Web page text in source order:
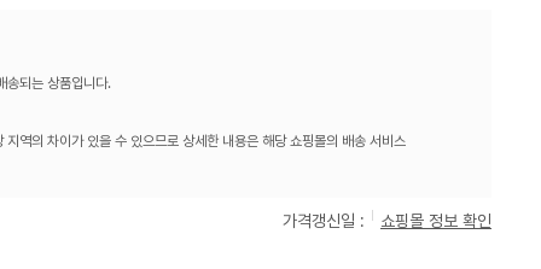
송되는 상품입니다.
역의 차이가 있을 수 있으므로 상세한 내용은 해당 쇼핑몰의 배송 서비스
가격갱신일 : 쇼핑몰 정보 확인